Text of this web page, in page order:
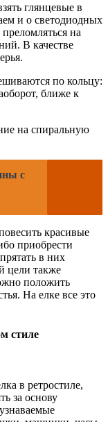
глянцевые в
и о светодиодных
на
В качестве
по кольцу:
ближе к
на спиральную
с
красивые
приобрести
в них
цели также
положить
На елке все это
стиле
в ретростиле,
за основу